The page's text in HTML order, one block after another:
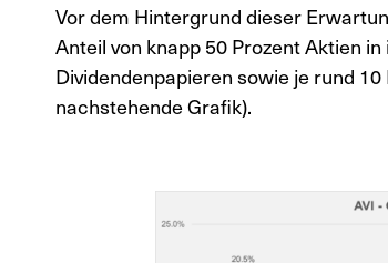
Vor dem Hintergrund dieser
Anteil von knapp 50 Prozent Aktien
Dividendenpapieren sowie je rund
nachstehende Grafik).